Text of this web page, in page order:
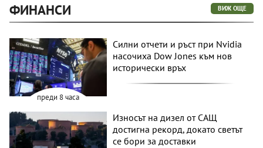
ФИНАНСИ ВИЖ ОЩЕ
преди 8 часа
Силни отчети и ръст при Nvidia
насочиха Dow Jones към нов
исторически връх
Износът на дизел от САЩ
достигна рекорд, докато светът
се бори за доставки